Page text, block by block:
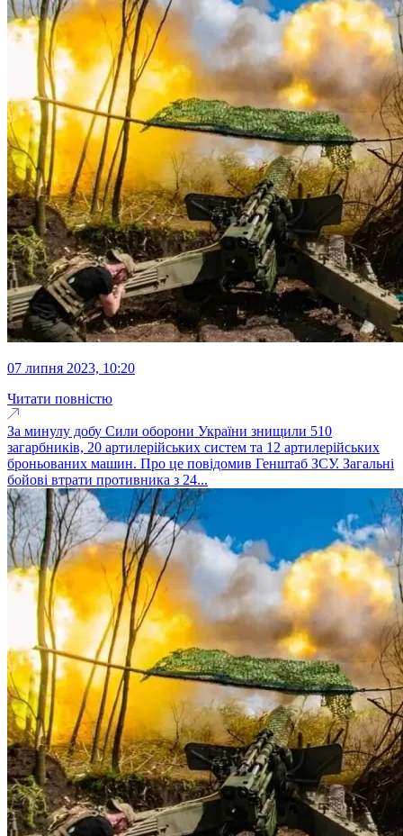
07 липня 2023, 10:20
Читати повністю
За минулу добу Сили оборони України знищили 510
загарбників, 20 артилерійських систем та 12 артилерійських
броньованих машин. Про це повідомив Генштаб ЗСУ. Загальні
бойові втрати противника з 24...